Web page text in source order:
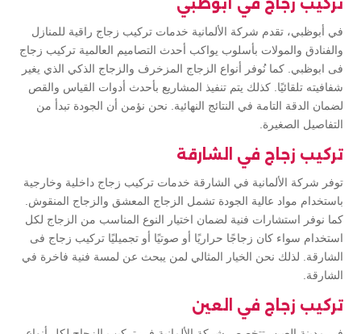
تركيب زجاج في أبوظبي
في أبوظبي، تقدم شركة الألمانية خدمات تركيب زجاج راقية للمنازل
والفنادق والمولات بأسلوب يواكب أحدث التصاميم العالمية تركيب زجاج
فى ابوظبي. كما نُوفر أنواع الزجاج المزخرف والزجاج الذكي الذي يغير
شفافيته تلقائيًا. كذلك يتم تنفيذ المشاريع بأحدث أدوات القياس والقص
لضمان الدقة التامة في النتائج النهائية. نحن نؤمن أن الجودة تبدأ من
التفاصيل الصغيرة.
تركيب زجاج في الشارقة
توفر شركة الألمانية في الشارقة خدمات تركيب زجاج داخلية وخارجية
باستخدام مواد عالية الجودة تشمل الزجاج المعشق والزجاج المنقوش.
كما نوفر استشارات فنية لضمان اختيار النوع المناسب من الزجاج لكل
استخدام سواء كان زجاجًا حراريًا أو صوتيًا أو تجميليًا تركيب زجاج فى
الشارقة. لذلك نحن الخيار المثالي لمن يبحث عن لمسة فنية فاخرة في
الشارقة.
تركيب زجاج في العين